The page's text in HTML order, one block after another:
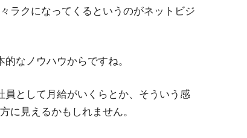
ラクになってくるというのがネットビジ
なノウハウからですね。
員として月給がいくらとか、そういう感
に見えるかもしれません。